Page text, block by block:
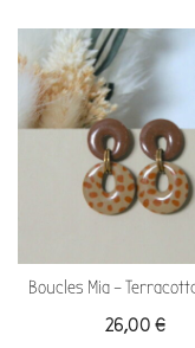
Boucles Mia –
26,00 €